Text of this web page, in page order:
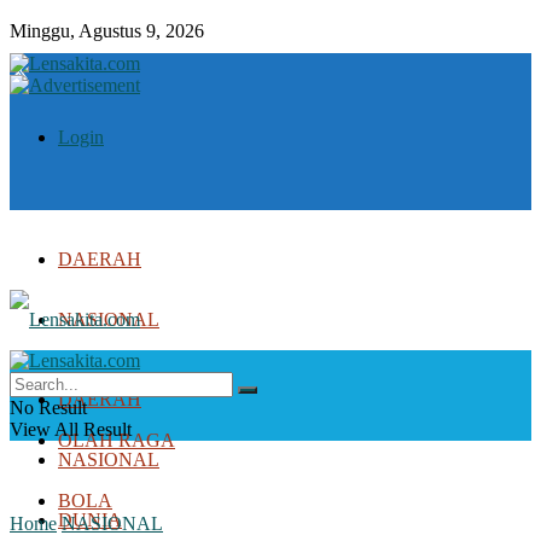
Minggu, Agustus 9, 2026
Login
DAERAH
NASIONAL
DUNIA
OLAH RAGA
BOLA
DAERAH
NASIONAL
DUNIA
No Result
View All Result
Home NASIONAL